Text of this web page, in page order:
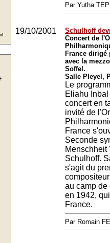
:
Par Yutha TEP
19/10/2001
Schulhoff
Concert de
France dirigé
avec la
Soffel.
Salle Pleyel,
Le
Eliahu
concert en
invité de
France
Seconde
Menschheit
Schulhoff.
s'agit du
au camp de
en 1942,
France.
Par Romain